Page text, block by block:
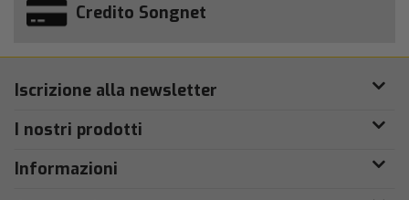
Credito Songnet
Iscrizione alla newsletter
I nostri prodotti
Informazioni